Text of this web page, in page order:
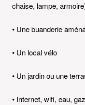
chaise, lampe,
• Une buanderie
• Un local vélo
• Un jardin ou une
• Internet, wifi, eau,